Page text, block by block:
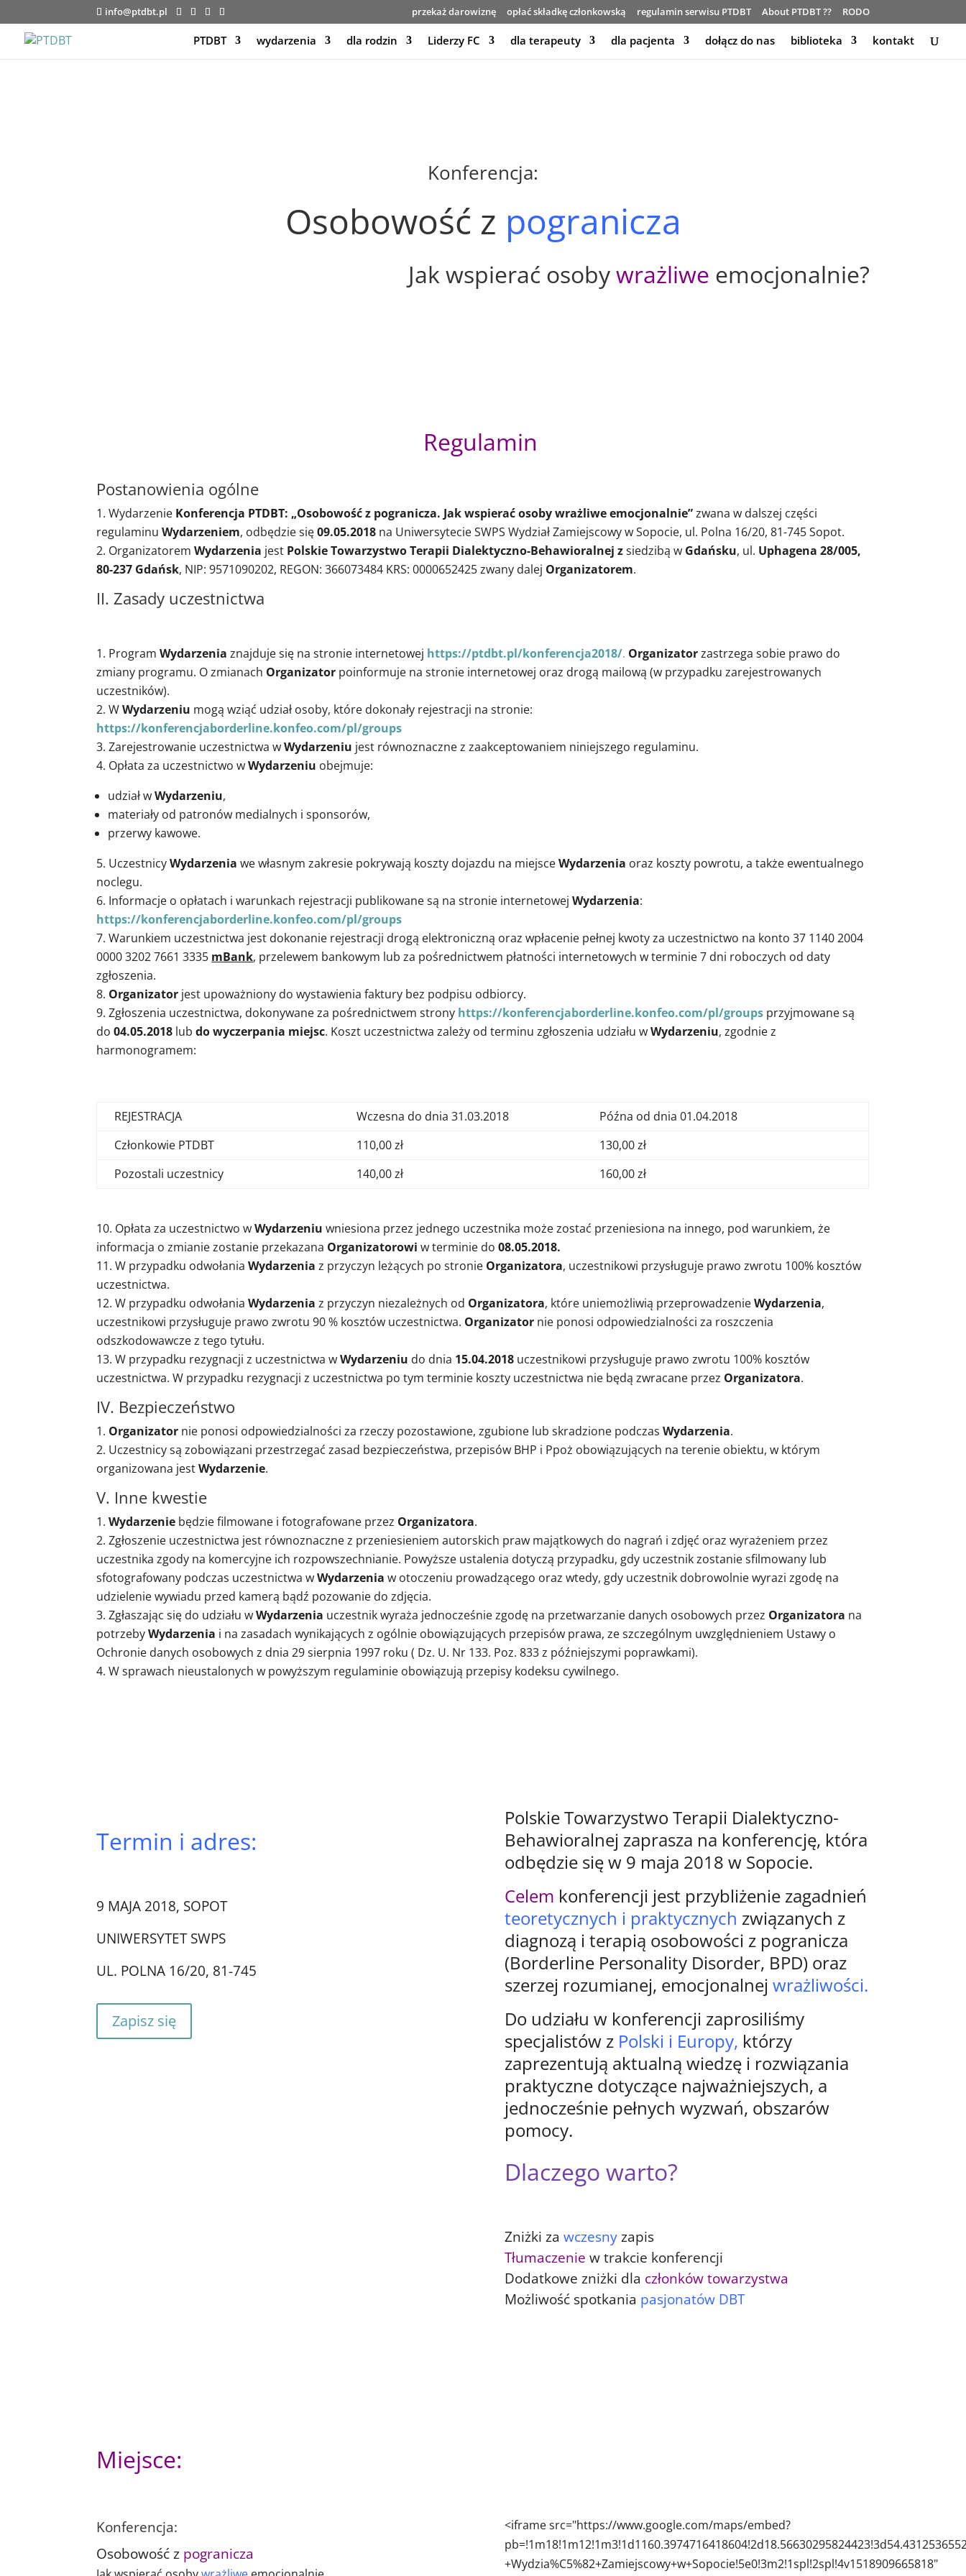
info@ptdbt.pl przekaż darowiznę opłać składkę członkowską regulamin serwisu PTDBT About PTDBT ?? RODO
PTDBT wydarzenia dla rodzin Liderzy FC dla terapeuty dla pacjenta dołącz do nas biblioteka kontakt
Konferencja:
Osobowość z pogranicza
Jak wspierać osobywrażliwe emocjonalnie?
Regulamin
Postanowienia ogólne
Wydarzenie Konferencja PTDBT: „Osobowość z pogranicza. Jak wspierać osoby wrażliwe emocjonalnie”zwana w dalszej części
regulaminuWydarzeniem, odbędzie się09.05.2018 na Uniwersytecie SWPS Wydział Zamiejscowy w Sopocie, ul. Polna 16/20, 81-745 Sopot.
OrganizatoremWydarzenia jest Polskie Towarzystwo Terapii Dialektyczno-Behawioralnej zsiedzibą w Gdańsku, ul. Uphagena 28/005,
80-237 Gdańsk, NIP: 9571090202, REGON: 366073484 KRS: 0000652425 zwany dalej Organizatorem.
II. Zasady uczestnictwa
ProgramWydarzenia znajduje się na stronie internetowej https://ptdbt.pl/konferencja2018/. Organizatorzastrzega sobie prawo do
zmiany programu. O zmianach Organizator poinformuje na stronie internetowej oraz drogą mailową (w przypadku zarejestrowanych
uczestników).
WWydarzeniu mogą wziąć udział osoby, które dokonały rejestracji na stronie:
https://konferencjaborderline.konfeo.com/pl/groups
Zarejestrowanie uczestnictwa wWydarzeniu jest równoznaczne z zaakceptowaniem niniejszego regulaminu.
Opłata za uczestnictwo wWydarzeniu obejmuje:
udział wWydarzeniu,
materiały od patronów medialnych i sponsorów,
przerwy kawowe.
UczestnicyWydarzenia we własnym zakresie pokrywają koszty dojazdu na miejsceWydarzenia oraz koszty powrotu, a także ewentualnego
noclegu.
Informacje o opłatach i warunkach rejestracji publikowane są na stronie internetowejWydarzenia:
https://konferencjaborderline.konfeo.com/pl/groups
Warunkiem uczestnictwa jest dokonanie rejestracji drogą elektroniczną oraz wpłacenie pełnej kwoty za uczestnictwo na konto 37 1140 2004
0000 3202 7661 3335 mBank, przelewem bankowym lub za pośrednictwem płatności internetowych w terminie 7 dni roboczych od daty
zgłoszenia.
Organizator jest upoważniony do wystawienia faktury bez podpisu odbiorcy.
Zgłoszenia uczestnictwa, dokonywane za pośrednictwem strony https://konferencjaborderline.konfeo.com/pl/groups przyjmowane są
do04.05.2018 lubdo wyczerpania miejsc. Koszt uczestnictwa zależy od terminu zgłoszenia udziału wWydarzeniu, zgodnie z
harmonogramem:
REJESTRACJA Wczesna do dnia 31.03.2018
Późna od dnia 01.04.2018
Członkowie PTDBT
110,00 zł
130,00 zł
Pozostali uczestnicy
140,00 zł 160,00 zł
Opłata za uczestnictwo wWydarzeniu wniesiona przez jednego uczestnika może zostać przeniesiona na innego, pod warunkiem, że
informacja o zmianie zostanie przekazana Organizatorowi w terminie do08.05.2018.
W przypadku odwołaniaWydarzenia z przyczyn leżących po stronie Organizatora, uczestnikowi przysługuje prawo zwrotu 100% kosztów
uczestnictwa.
W przypadku odwołaniaWydarzenia z przyczyn niezależnych od Organizatora, które uniemożliwią przeprowadzenieWydarzenia,
uczestnikowi przysługuje prawo zwrotu 90 % kosztów uczestnictwa. Organizator nie ponosi odpowiedzialności za roszczenia
odszkodowawcze z tego tytułu.
W przypadku rezygnacji z uczestnictwa wWydarzeniu do dnia 15.04.2018 uczestnikowi przysługuje prawo zwrotu 100% kosztów
uczestnictwa. W przypadku rezygnacji z uczestnictwa po tym terminie koszty uczestnictwa nie będą zwracane przez Organizatora.
IV. Bezpieczeństwo
Organizator nie ponosi odpowiedzialności za rzeczy pozostawione, zgubione lub skradzione podczasWydarzenia.
Uczestnicy są zobowiązani przestrzegać zasad bezpieczeństwa, przepisów BHP i Ppoż obowiązujących na terenie obiektu, w którym
organizowana jestWydarzenie.
V. Inne kwestie
Wydarzenie będzie filmowane i fotografowane przez Organizatora.
Zgłoszenie uczestnictwa jest równoznaczne z przeniesieniem autorskich praw majątkowych do nagrań i zdjęć oraz wyrażeniem przez
uczestnika zgody na komercyjne ich rozpowszechnianie. Powyższe ustalenia dotyczą przypadku, gdy uczestnik zostanie sfilmowany lub
sfotografowany podczas uczestnictwa wWydarzenia w otoczeniu prowadzącego oraz wtedy, gdy uczestnik dobrowolnie wyrazi zgodę na
udzielenie wywiadu przed kamerą bądź pozowanie do zdjęcia.
Zgłaszając się do udziału wWydarzenia uczestnik wyraża jednocześnie zgodę na przetwarzanie danych osobowych przez Organizatora na
potrzebyWydarzenia i na zasadach wynikających z ogólnie obowiązujących przepisów prawa, ze szczególnym uwzględnieniem Ustawy o
Ochronie danych osobowych z dnia 29 sierpnia 1997 roku ( Dz. U. Nr 133. Poz. 833 z późniejszymi poprawkami).
W sprawach nieustalonych w powyższym regulaminie obowiązują przepisy kodeksu cywilnego.
Termin i adres:
9 MAJA 2018, SOPOT
UNIWERSYTET SWPS
UL. POLNA 16/20, 81-745
Zapisz się
Polskie Towarzystwo Terapii Dialektyczno-
Behawioralnej zaprasza na konferencję, która
odbędzie się w 9 maja 2018 w Sopocie.
Celem konferencji jest przybliżenie zagadnień
teoretycznych i praktycznych związanych z
diagnozą i terapią osobowości z pogranicza
(Borderline Personality Disorder, BPD) oraz
szerzej rozumianej, emocjonalnej wrażliwości.
Do udziału w konferencji zaprosiliśmy
specjalistów z Polski i Europy, którzy
zaprezentują aktualną wiedzę i rozwiązania
praktyczne dotyczące najważniejszych, a
jednocześnie pełnych wyzwań, obszarów
pomocy.
Dlaczego warto?
Zniżki za wczesnyzapis
Tłumaczenie w trakcie konferencji
Dodatkowe zniżki dla członków towarzystwa
Możliwość spotkania pasjonatów DBT
Miejsce:
Konferencja:
Osobowość z pogranicza
<iframe src="https://www.google.com/maps/embed?
+Wydzia%C5%82+Zamiejscowy+w+Sopocie!5e0!3m2!1spl!2spl!4v1518909665818"